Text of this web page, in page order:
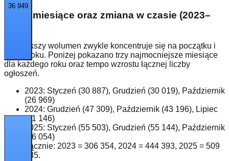
36 949
Top 3 miesiące oraz zmiana w czasie (2023–
Największy wolumen zwykle koncentruje się na początku i
końcu roku. Poniżej pokazano trzy najmocniejsze miesiące
dla każdego roku oraz tempo wzrostu łącznej liczby
ogłoszeń.
2023: Styczeń (30 887), Grudzień (30 019), Październik
(26 969)
2024: Grudzień (47 309), Październik (43 196), Lipiec
(41 146)
2025: Styczeń (55 503), Grudzień (55 144), Październik
(46 054)
Łącznie: 2023 = 306 354, 2024 = 444 393, 2025 = 509
185.